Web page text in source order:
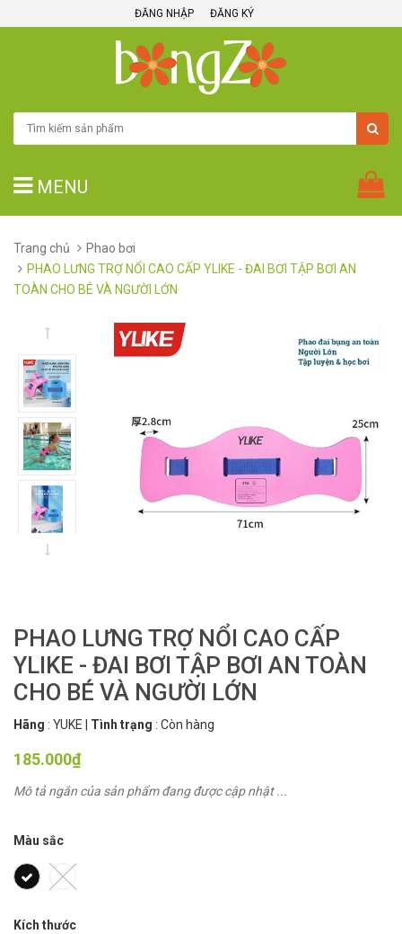
ĐĂNG NHẬP ĐĂNG KÝ
MENU
Trang chủ
Phao bơi
PHAO LƯNG TRỢ NỔI CAO CẤP YLIKE - ĐAI BƠI TẬP BƠI AN
TOÀN CHO BÉ VÀ NGƯỜI LỚN
PHAO LƯNG TRỢ NỔI CAO CẤP
YLIKE - ĐAI BƠI TẬP BƠI AN TOÀN
CHO BÉ VÀ NGƯỜI LỚN
Hãng : YUKE Tình trạng : Còn hàng
185.000₫
Mô tả ngắn của sản phẩm đang được cập nhật ...
Màu sắc
Kích thước